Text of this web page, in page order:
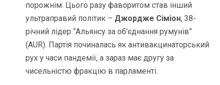
порожнім. Цього разу фаворитом став інший
ультраправий політик – Джордже Сіміон, 38-
річний лідер “Альянсу за об’єднання румунів”
(AUR). Партія починалась як антивакцинаторський
рух у часи пандемії, а зараз має другу за
чисельністю фракцію в парламенті.